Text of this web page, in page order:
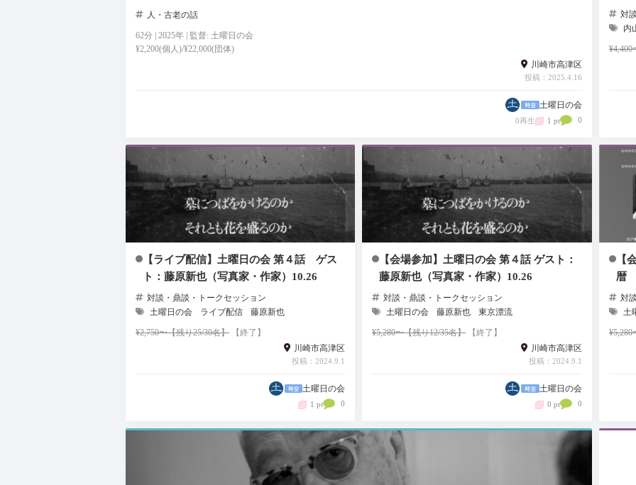
人・古老の話
62分 | 2025年 | 監督: 土曜日の会
¥2,200(個人)/¥22,000(団体)
川崎市高津区
投稿：2025.4.16
土曜日の会
0再生 1 pt 0
対
内
¥4,400
【ライブ配信】土曜日の会 第４話 ゲス
ト：藤原新也（写真家・作家）10.26
対談・鼎談・トークセッション
土曜日の会
ライブ配信 藤原新也
¥2,750〜【残り25/30名】 【終了】
川崎市高津区
投稿：2024.9.1
土曜日の会
1 pt 0
【会場参加】土曜日の会 第４話 ゲスト：
藤原新也（写真家・作家）10.26
対談・鼎談・トークセッション
土曜日の会
藤原新也 東京漂流
¥5,280〜【残り12/35名】【終了】
川崎市高津区
投稿：2024.9.1
土曜日の会
0 pt 0
【
暦
対
土
¥5,280